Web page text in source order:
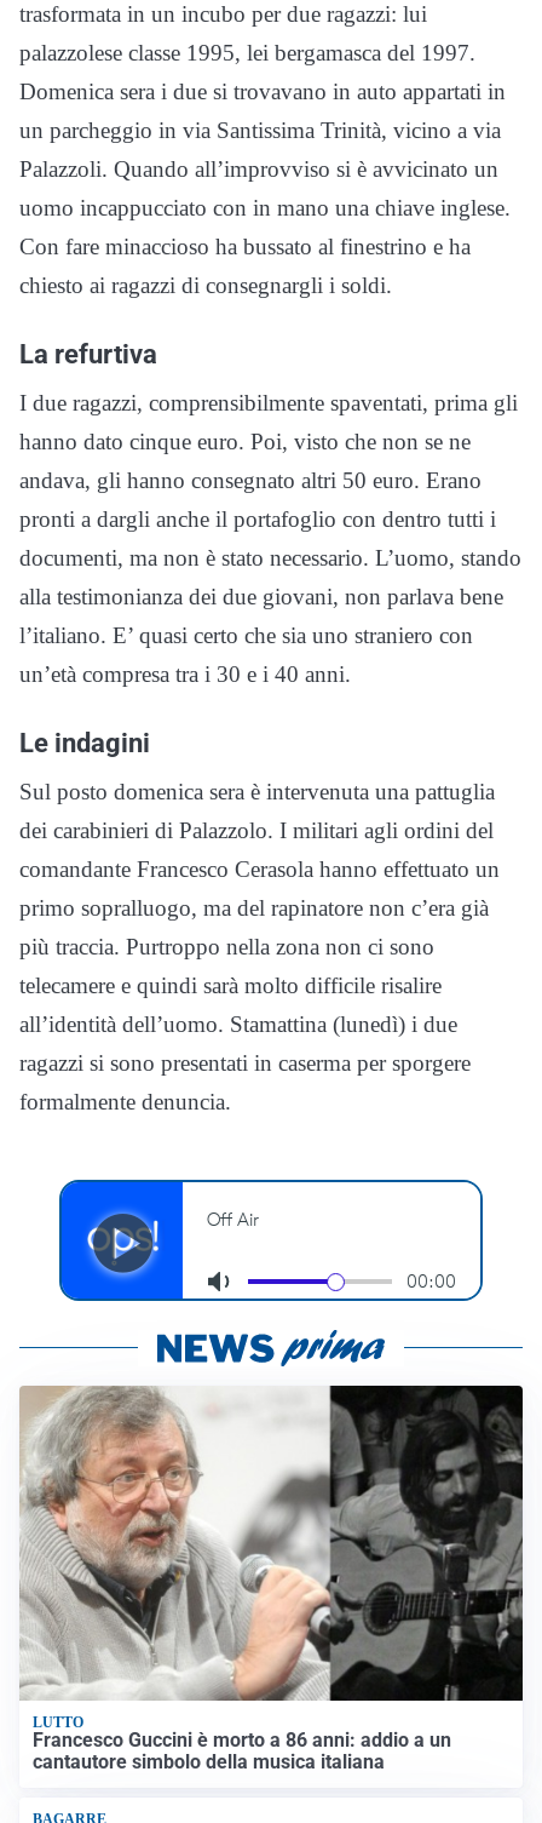
trasformata in un incubo per due ragazzi: lui
palazzolese classe 1995, lei bergamasca del 1997.
Domenica sera i due si trovavano in auto appartati in
un parcheggio in via Santissima Trinità, vicino a via
Palazzoli. Quando all’improvviso si è avvicinato un
uomo incappucciato con in mano una chiave inglese.
Con fare minaccioso ha bussato al finestrino e ha
chiesto ai ragazzi di consegnargli i soldi.
La refurtiva
I due ragazzi, comprensibilmente spaventati, prima gli
hanno dato cinque euro. Poi, visto che non se ne
andava, gli hanno consegnato altri 50 euro. Erano
pronti a dargli anche il portafoglio con dentro tutti i
documenti, ma non è stato necessario. L’uomo, stando
alla testimonianza dei due giovani, non parlava bene
l’italiano. E’ quasi certo che sia uno straniero con
un’età compresa tra i 30 e i 40 anni.
Le indagini
Sul posto domenica sera è intervenuta una pattuglia
dei carabinieri di Palazzolo. I militari agli ordini del
comandante Francesco Cerasola hanno effettuato un
primo sopralluogo, ma del rapinatore non c’era già
più traccia. Purtroppo nella zona non ci sono
telecamere e quindi sarà molto difficile risalire
all’identità dell’uomo. Stamattina (lunedì) i due
ragazzi si sono presentati in caserma per sporgere
formalmente denuncia.
LUTTO
Francesco Guccini è morto a 86 anni: addio a un
cantautore simbolo della musica italiana
BAGARRE